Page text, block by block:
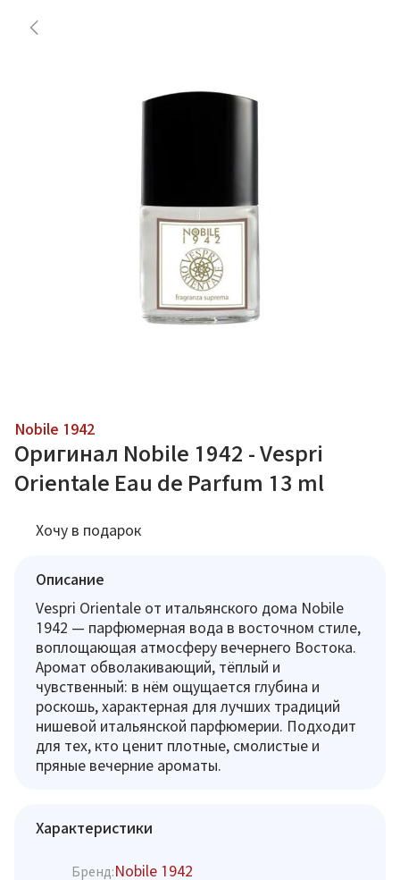
Nobile 1942
Оригинал Nobile 1942 - Vespri
Orientale Eau de Parfum 13 ml
Хочу в подарок
Описание
Vespri Orientale от итальянского дома Nobile
1942 — парфюмерная вода в восточном стиле,
воплощающая атмосферу вечернего Востока.
Аромат обволакивающий, тёплый и
чувственный: в нём ощущается глубина и
роскошь, характерная для лучших традиций
нишевой итальянской парфюмерии. Подходит
для тех, кто ценит плотные, смолистые и
пряные вечерние ароматы.
Характеристики
Бренд:Nobile 1942